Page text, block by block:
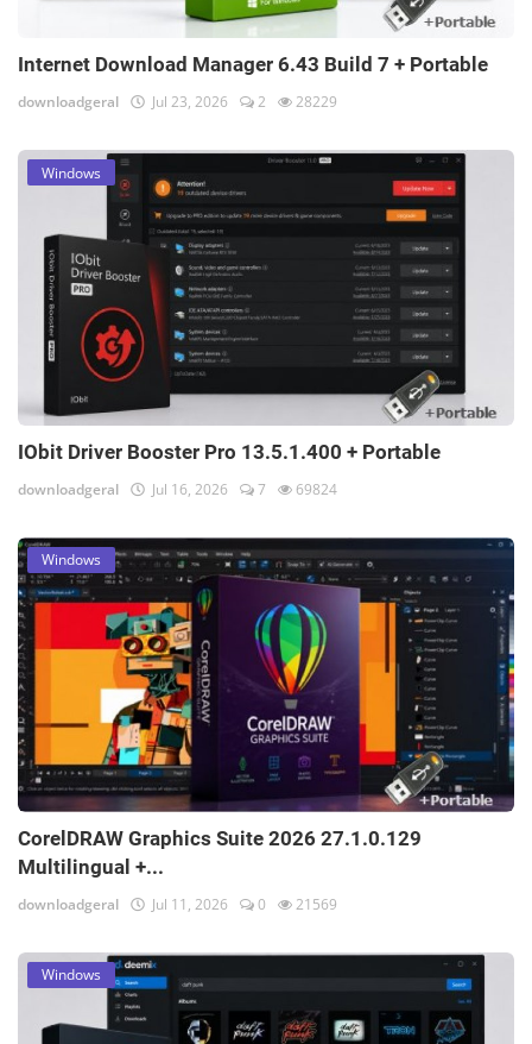
Internet Download Manager 6.43 Build 7 + Portable
downloadgeral Jul 23, 2026 2 28229
Windows
IObit Driver Booster Pro 13.5.1.400 + Portable
downloadgeral Jul 16, 2026 7 69824
Windows
CorelDRAW Graphics Suite 2026 27.1.0.129
Multilingual +...
downloadgeral Jul 11, 2026 0 21569
Windows